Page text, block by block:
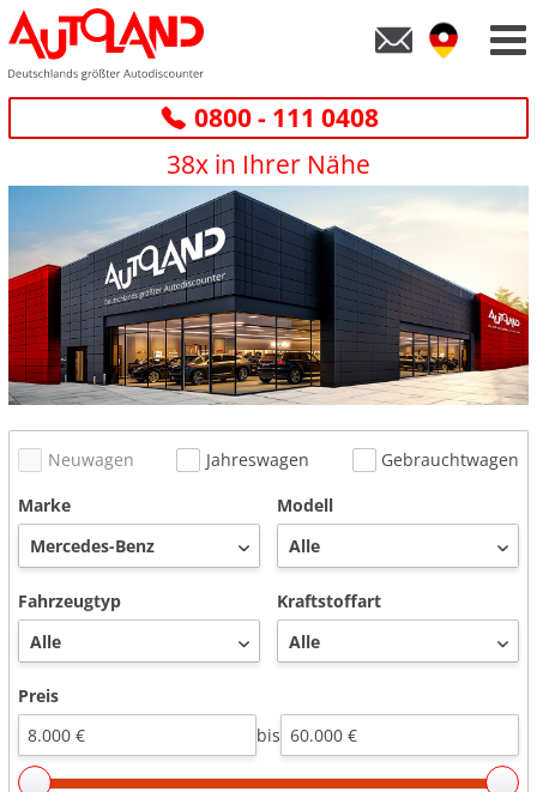
0800 - 111 0408
38x in Ihrer Nähe
Neuwagen Jahreswagen
Gebrauchtwagen
Marke
Modell
Fahrzeugtyp Kraftstoffart
Preis
bis